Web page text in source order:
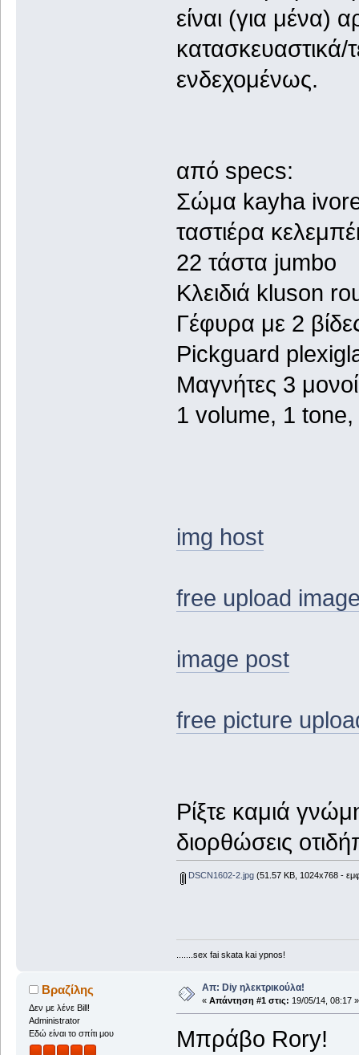
είναι (για μένα)
κατασκευαστικά/
ενδεχομένως.
από specs:
Σώμα kayha
ταστιέρα
22 τάστα jumbo
Κλειδιά kluson
Γέφυρα με 2
Pickguard
Μαγνήτες 3
1 volume, 1 tone,
img host
free upload
image post
free picture
Ρίξτε καμιά
διορθώσεις
DSCN1602-2.jpg(51.57 KB, 1024x768 -
.......sex fai skata kai ypnos!
Βραζίλης
Δεν με λένε Bill!
Administrator
Εδώ είναι το σπίτι μου
Απ: Diy ηλεκτρικούλα!
« Απάντηση #1 στις: 19/05/14, 08:17 »
Μπράβο Rory!